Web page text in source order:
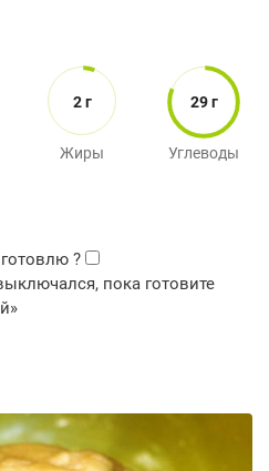
2 г
Жиры
29 г
Углеводы